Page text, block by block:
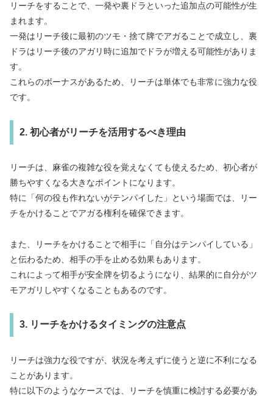
リーチをすることで、一発や裏ドラといった追加点の可能性が生
まれます。
一発はリーチ後に最初のツモ・捨て牌でアガることで成立し、裏
ドラはリーチ後のアガリ時に追加でドラが増える可能性がありま
す。
これらのボーナスがあるため、リーチは単体でも非常に強力な役
です。
2. 初心者がリーチを活用するべき理由
リーチは、麻雀の複雑な役を覚えなくても使えるため、初心者が
勝ちやすくなる大きなポイントになります。
特に「何の役も作れないがテンパイした」という場面では、リー
チをかけることでアガる権利を確保できます。
また、リーチをかけることで相手に「自分はテンパイしている」
と伝わるため、相手の手を止める効果もあります。
これによって相手が安全牌を切るようになり、結果的に自分がツ
モアガリしやすくなることもあるのです。
3. リーチをかけるタイミングの注意点
リーチは強力な役ですが、状況を考えずに使うと逆に不利になる
ことがあります。
特に以下のようなケースでは、リーチを慎重に検討する必要があ